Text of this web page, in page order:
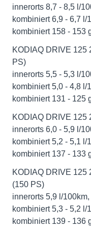
innerorts 8,7 - 8,5 l/
kombiniert 6,9 - 6,7
kombiniert 158 - 153
KODIAQ DRIVE 125
PS)
innerorts 5,5 - 5,3 l/
kombiniert 5,0 - 4,8
kombiniert 131 - 125
KODIAQ DRIVE 125
innerorts 6,0 - 5,9 l/
kombiniert 5,2 - 5,1
kombiniert 137 - 133
KODIAQ DRIVE 125
(150 PS)
innerorts 5,9 l/
kombiniert 5,3 - 5,2
kombiniert 139 - 136